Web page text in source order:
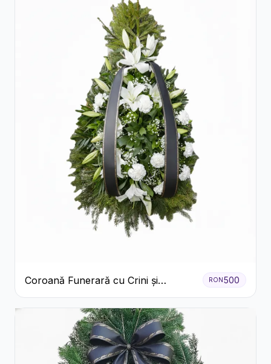
Coroană Funerară cu Crini și
Garoafe Albe
RON500